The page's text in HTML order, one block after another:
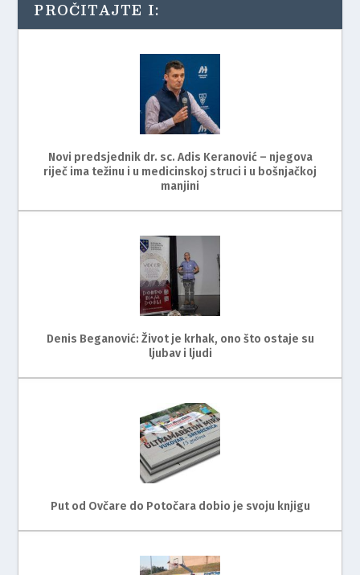
PROČITAJTE I:
Novi predsjednik dr. sc. Adis Keranović – njegova
riječ ima težinu i u medicinskoj struci i u bošnjačkoj
manjini
Denis Beganović: Život je krhak, ono što ostaje su
ljubav i ljudi
Put od Ovčare do Potočara dobio je svoju knjigu